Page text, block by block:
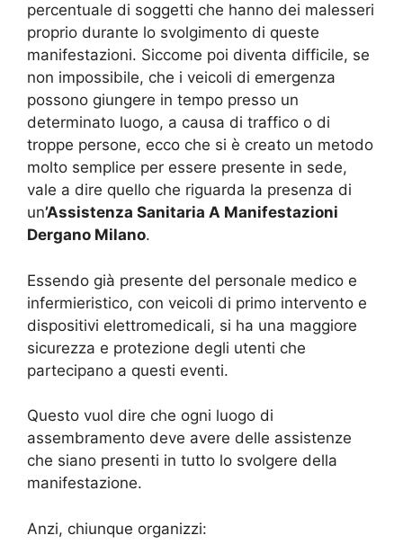
percentuale di soggetti che hanno dei malesseri
proprio durante lo svolgimento di queste
manifestazioni. Siccome poi diventa difficile, se
non impossibile, che i veicoli di emergenza
possono giungere in tempo presso un
determinato luogo, a causa di traffico o di
troppe persone, ecco che si è creato un metodo
molto semplice per essere presente in sede,
vale a dire quello che riguarda la presenza di
un’Assistenza Sanitaria A Manifestazioni
Dergano Milano.
Essendo già presente del personale medico e
infermieristico, con veicoli di primo intervento e
dispositivi elettromedicali, si ha una maggiore
sicurezza e protezione degli utenti che
partecipano a questi eventi.
Questo vuol dire che ogni luogo di
assembramento deve avere delle assistenze
che siano presenti in tutto lo svolgere della
manifestazione.
Anzi, chiunque organizzi: